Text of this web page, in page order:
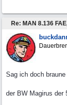
Re: MAN 8.136
Sag ich doch
der BW Magirus der